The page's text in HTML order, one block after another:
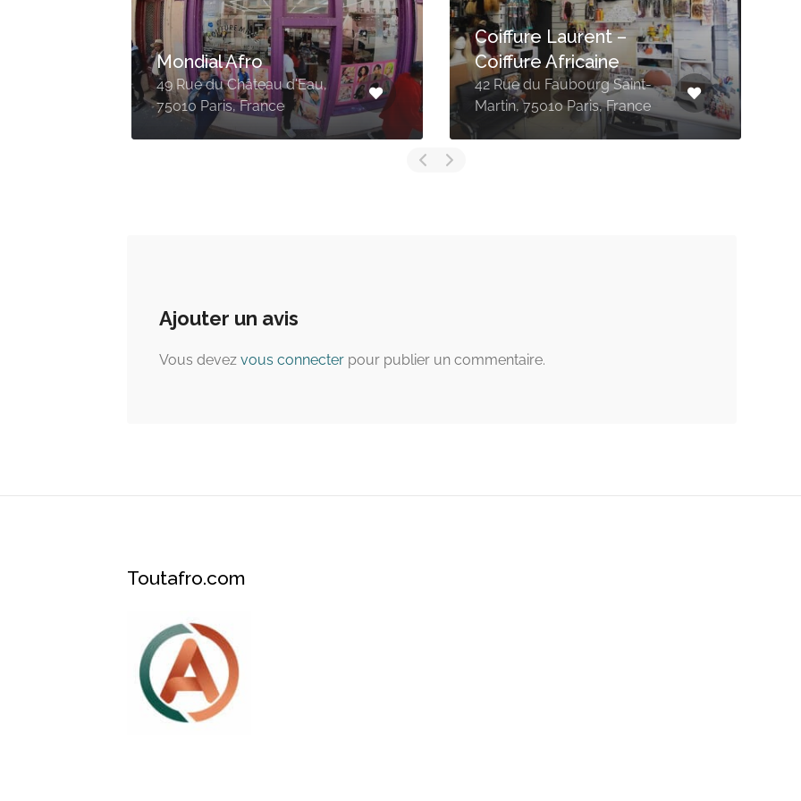
Afro-Tresse
50 Rue de Clignancourt,
75018 Paris, France
Taco Afro Coiffure
56 Bd de Strasbourg, 75010
Paris, France
Ajouter un avis
Vous devez vous connecter pour publier un commentaire.
Toutafro.com